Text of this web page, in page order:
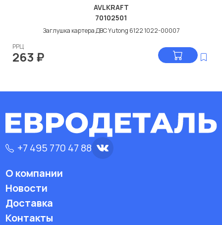
AVLKRAFT
70102501
Заглушка картера ДВС Yutong 6122 1022-00007
РРЦ
263 ₽
+7 495 770 47 88
О компании
Новости
Доставка
Контакты